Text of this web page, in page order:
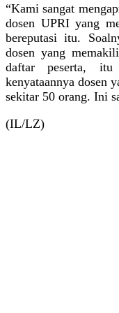
“Kami sangat
dosen UPRI yang
bereputasi itu.
dosen yang
daftar peserta,
kenyataannya dosen
sekitar 50 orang. Ini
(IL/LZ)